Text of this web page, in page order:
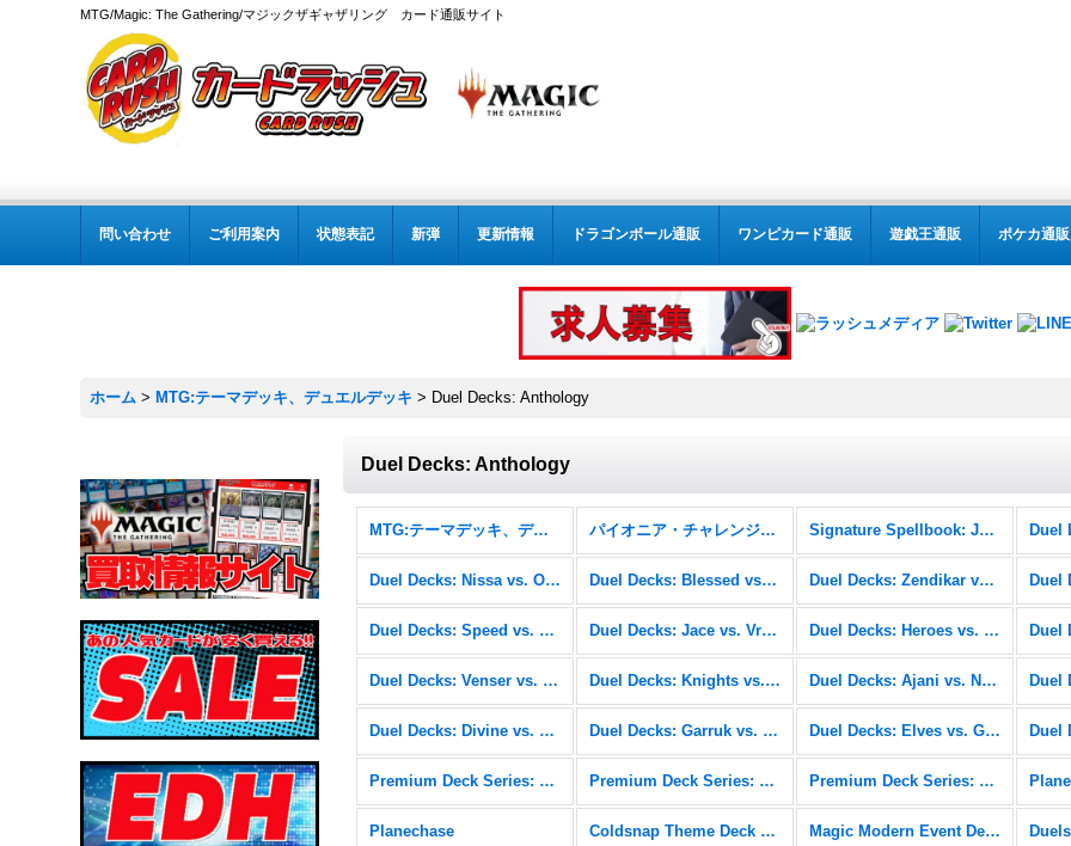
MTG/Magic: The Gathering/マジックザギャザリング カード通販サイト
問い合わせ ご利用案内 状態表記 新弾 更新情報 ドラゴンボール通販 ワンピカード通販 遊戯王通販 ポケカ通販
ホーム > MTG:テーマデッキ、デュエルデッキ > Duel Decks: Anthology
Duel Decks: Anthology
MTG:テーマデッキ、デュエルデッキ (全商品) パイオニア・チャレンジャーデッキ Signature Spellbook: Jace
Duel Decks: Nissa vs. Ob Nixilis Duel Decks: Blessed vs. Cursed Duel Decks: Zendikar vs. Eldrazi
Duel Decks: Speed vs. Cunning Duel Decks: Jace vs. Vraska Duel Decks: Heroes vs. Monsters
Duel Decks: Venser vs. Koth Duel Decks: Knights vs. Dragons Duel Decks: Ajani vs. Nicol Bolas
Duel Decks: Divine vs. Demonic Duel Decks: Garruk vs. Liliana Duel Decks: Elves vs. Goblins
Premium Deck Series: Graveborn Premium Deck Series: Fire and Lightning Premium Deck Series: Slivers
Planechase Coldsnap Theme Deck Reprints Magic Modern Event Deck